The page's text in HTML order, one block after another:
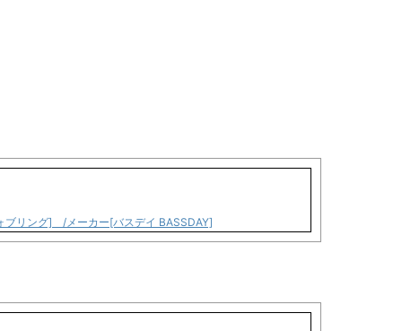
ブリング] /メーカー[バスデイ BASSDAY]